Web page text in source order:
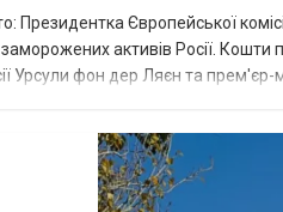
Президентка Європейської
заморожених активів Росії.
Урсули фон дер Ляєн та